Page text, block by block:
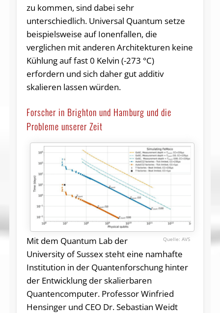
zu kommen, sind dabei sehr
unterschiedlich. Universal Quantum setze
beispielsweise auf Ionenfallen, die
verglichen mit anderen Architekturen keine
Kühlung auf fast 0 Kelvin (-273 °C)
erfordern und sich daher gut additiv
skalieren lassen würden.
Forscher in Brighton und Hamburg und die
Probleme unserer Zeit
AVS
Mit dem Quantum Lab der
University of Sussex steht eine namhafte
Institution in der Quantenforschung hinter
der Entwicklung der skalierbaren
Quantencomputer. Professor Winfried
Hensinger und CEO Dr. Sebastian Weidt